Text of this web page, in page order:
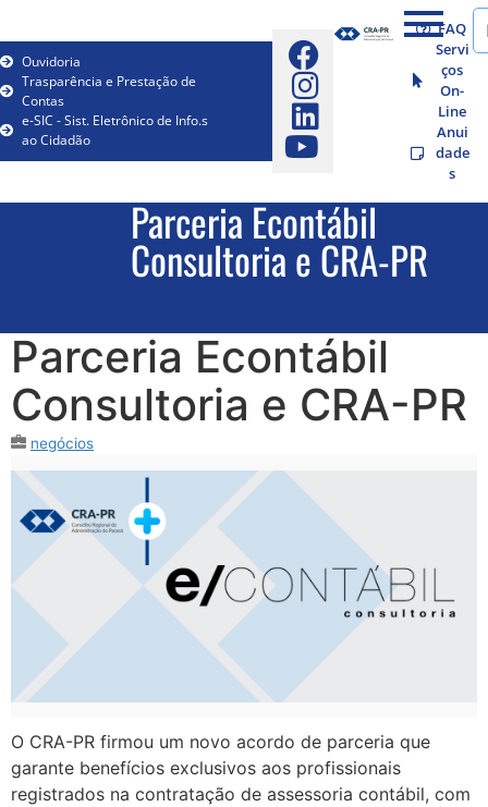
Ouvidoria
Trasparência e Prestação de
Contas
e-SIC - Sist. Eletrônico de Info.s
ao Cidadão
FAQ
Servi
ços
On-
Line
Anui
dade
s
Parceria Econtábil
Consultoria e CRA-PR
Parceria Econtábil
Consultoria e CRA-PR
negócios
O CRA-PR firmou um novo acordo de parceria que
garante benefícios exclusivos aos profissionais
registrados na contratação de assessoria contábil, com